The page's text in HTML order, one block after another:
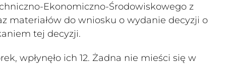
Ekonomiczno-Środowiskowego z
materiałów do wniosku o wydanie decyzji o
tej decyzji.
wpłynęło ich 12. Żadna nie mieści się w